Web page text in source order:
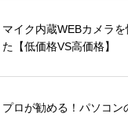
マイク内蔵WEBカメラ
た【低価格VS高価格】
プロが勧める！パソコン